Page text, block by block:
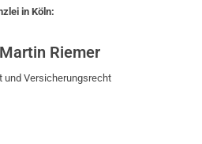
in Köln:
Riemer
und Versicherungsrecht